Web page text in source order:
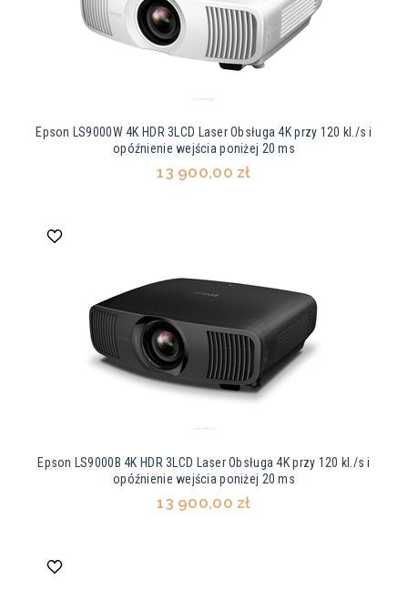
Epson LS9000W 4K HDR 3LCD Laser Obsługa 4K przy 120 kl./s i
opóźnienie wejścia poniżej 20 ms
13 900,00 zł
Epson LS9000B 4K HDR 3LCD Laser Obsługa 4K przy 120 kl./s i
opóźnienie wejścia poniżej 20 ms
13 900,00 zł